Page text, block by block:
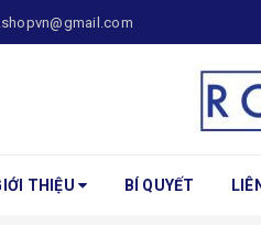
THIỆU BÍ QUYẾT